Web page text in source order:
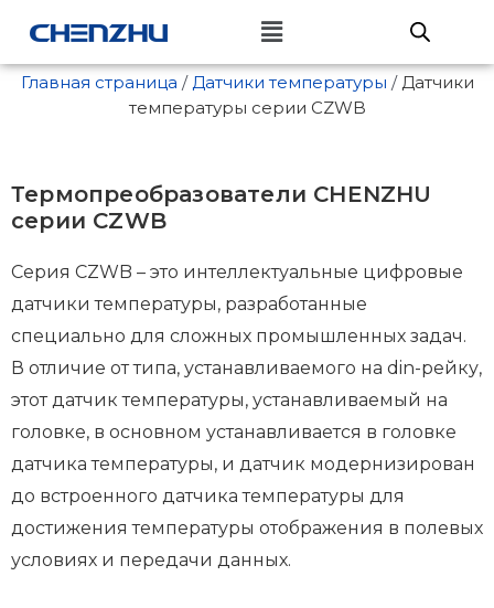
содержимому
Главная страница /Датчики температуры /Датчики
температуры серии CZWB
Термопреобразователи CHENZHU
серии CZWB
Серия CZWB – это интеллектуальные цифровые
датчики температуры, разработанные
специально для сложных промышленных задач.
В отличие от типа, устанавливаемого на din-рейку,
этот датчик температуры, устанавливаемый на
головке, в основном устанавливается в головке
датчика температуры, и датчик модернизирован
до встроенного датчика температуры для
достижения температуры отображения в полевых
условиях и передачи данных.